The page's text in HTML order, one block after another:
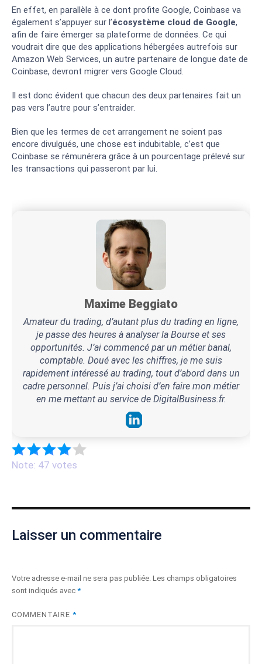
En effet, en parallèle à ce dont profite Google, Coinbase va
également s’appuyer sur l’écosystème cloud de Google,
afin de faire émerger sa plateforme de données. Ce qui
voudrait dire que des applications hébergées autrefois sur
Amazon Web Services, un autre partenaire de longue date de
Coinbase, devront migrer vers Google Cloud.
Il est donc évident que chacun des deux partenaires fait un
pas vers l’autre pour s’entraider.
Bien que les termes de cet arrangement ne soient pas
encore divulgués, une chose est indubitable, c’est que
Coinbase se rémunérera grâce à un pourcentage prélevé sur
les transactions qui passeront par lui.
Maxime Beggiato
Amateur du trading, d’autant plus du trading en ligne,
je passe des heures à analyser la Bourse et ses
opportunités. J’ai commencé par un métier banal,
comptable. Doué avec les chiffres, je me suis
rapidement intéressé au trading, tout d’abord dans un
cadre personnel. Puis j’ai choisi d’en faire mon métier
en me mettant au service de DigitalBusiness.fr.
Note: 47 votes
Laisser un commentaire
Votre adresse e-mail ne sera pas publiée. Les champs obligatoires
sont indiqués avec *
COMMENTAIRE *